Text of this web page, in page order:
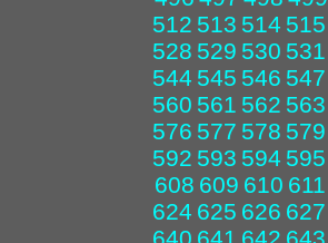
512 513 514 515
528 529 530 531
544 545 546 547
560 561 562 563
576 577 578 579
592 593 594 595
608 609 610 611
624 625 626 627